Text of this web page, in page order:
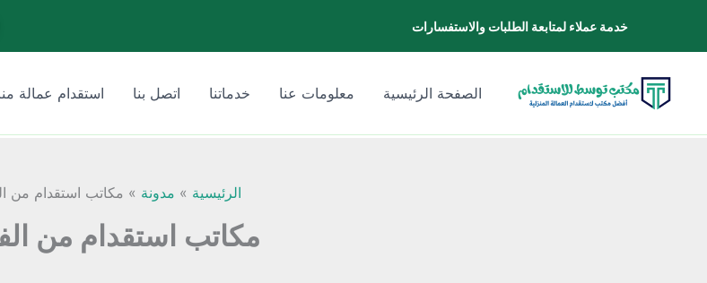
خدمة عملاء لمتابعة الطلبات والاستفسارات
المحتوى
الصفحة الرئيسية
معلومات عنا خدماتنا اتصل بنا استقدام عمالة
الرئيسية مدونة مكاتب استقدام من
مكاتب استقدام من